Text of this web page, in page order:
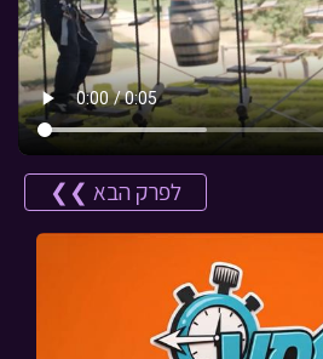
לפרק הבא ❯❯